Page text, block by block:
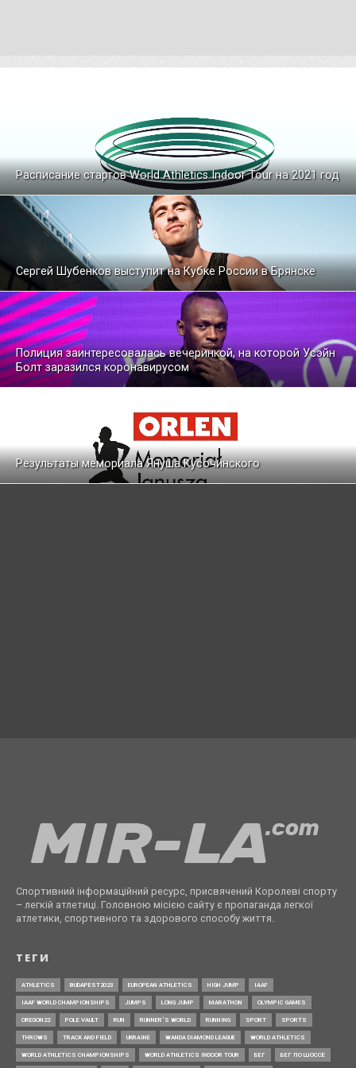
Расписание стартов World Athletics Indoor Tour на 2021 год
Сергей Шубенков выступит на Кубке России в Брянске
Полиция заинтересовалась вечеринкой, на которой Усэйн
Болт заразился коронавирусом
Результаты мемориала Януша Кусочинского
Спортивний інформаційний ресурс, присвячений Королеві спорту
– легкій атлетиці. Головною місією сайту є пропаганда легкої
атлетики, спортивного та здорового способу життя.
ТЕГИ
ATHLETICS BUDAPEST2023 EUROPEAN ATHLETICS HIGH JUMP IAAF
IAAF WORLD CHAMPIONSHIPS JUMPS LONG JUMP MARATHON OLYMPIC GAMES
OREGON22 POLE VAULT RUN RUNNER’S WORLD RUNNING SPORT SPORTS
THROWS TRACK AND FIELD UKRAINE WANDA DIAMOND LEAGUE WORLD ATHLETICS
WORLD ATHLETICS CHAMPIONSHIPS WORLD ATHLETICS INDOOR TOUR БЕГ БЕГ ПО ШОССЕ